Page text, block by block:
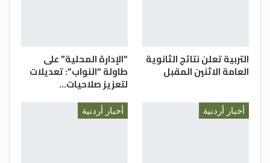
التربية تعلن نتائج الثانوية
العامة الاثنين المقبل
“الإدارة المحلية” على
طاولة “النواب”: تعديلات
لتعزيز صلاحيات…
أخبار أردنية أخبار أردنية